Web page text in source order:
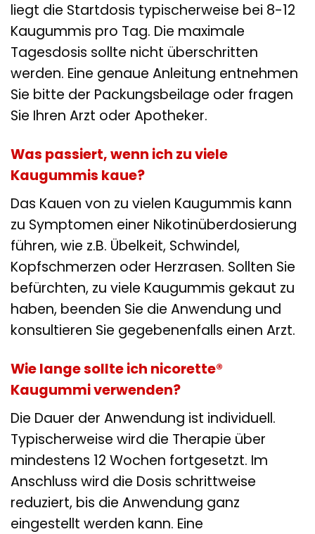
liegt die Startdosis typischerweise bei 8-12
Kaugummis pro Tag. Die maximale
Tagesdosis sollte nicht überschritten
werden. Eine genaue Anleitung entnehmen
Sie bitte der Packungsbeilage oder fragen
Sie Ihren Arzt oder Apotheker.
Was passiert, wenn ich zu viele
Kaugummis kaue?
Das Kauen von zu vielen Kaugummis kann
zu Symptomen einer Nikotinüberdosierung
führen, wie z.B. Übelkeit, Schwindel,
Kopfschmerzen oder Herzrasen. Sollten Sie
befürchten, zu viele Kaugummis gekaut zu
haben, beenden Sie die Anwendung und
konsultieren Sie gegebenenfalls einen Arzt.
Wie lange sollte ich nicorette®
Kaugummi verwenden?
Die Dauer der Anwendung ist individuell.
Typischerweise wird die Therapie über
mindestens 12 Wochen fortgesetzt. Im
Anschluss wird die Dosis schrittweise
reduziert, bis die Anwendung ganz
eingestellt werden kann. Eine